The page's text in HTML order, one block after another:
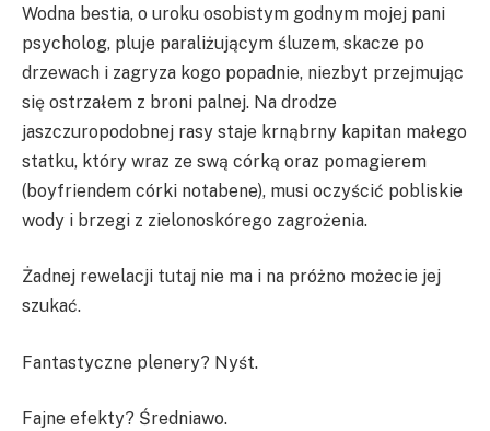
Wodna bestia, o uroku osobistym godnym mojej pani
psycholog, pluje paraliżującym śluzem, skacze po
drzewach i zagryza kogo popadnie, niezbyt przejmując
się ostrzałem z broni palnej. Na drodze
jaszczuropodobnej rasy staje krnąbrny kapitan małego
statku, który wraz ze swą córką oraz pomagierem
(boyfriendem córki notabene), musi oczyścić pobliskie
wody i brzegi z zielonoskórego zagrożenia.
Żadnej rewelacji tutaj nie ma i na próżno możecie jej
szukać.
Fantastyczne plenery? Nyśt.
Fajne efekty? Średniawo.